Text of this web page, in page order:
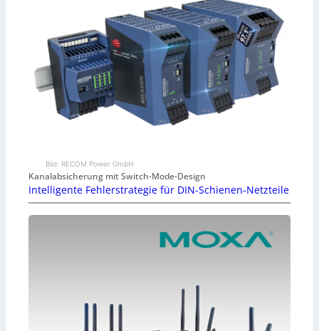
Bild: RECOM Power GmbH
Kanalabsicherung mit Switch-Mode-Design
Intelligente Fehlerstrategie für DIN-Schienen-Netzteile